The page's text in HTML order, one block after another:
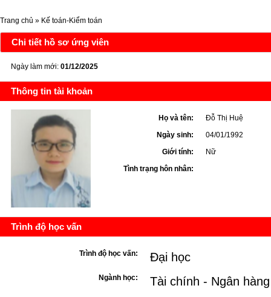
Trang chủ » Kế toán-Kiểm toán
Chi tiết hồ sơ ứng viên
Ngày làm mới: 01/12/2025
Thông tin tài khoản
Họ và tên:
Đỗ Thị Huệ
Ngày sinh:
04/01/1992
Giới tính:
Nữ
Tình trạng hôn nhân:
Trình độ học vấn
Trình độ học vấn: Đại học
Ngành học: Tài chính - Ngân hàng